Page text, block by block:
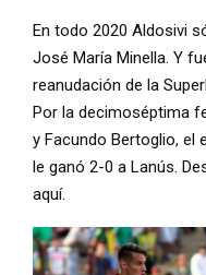
En todo 2020 Aldosivi
José María Minella. Y
reanudación de la
Por la decimoséptima
y Facundo Bertoglio, el
le ganó 2-0 a Lanús.
aquí.